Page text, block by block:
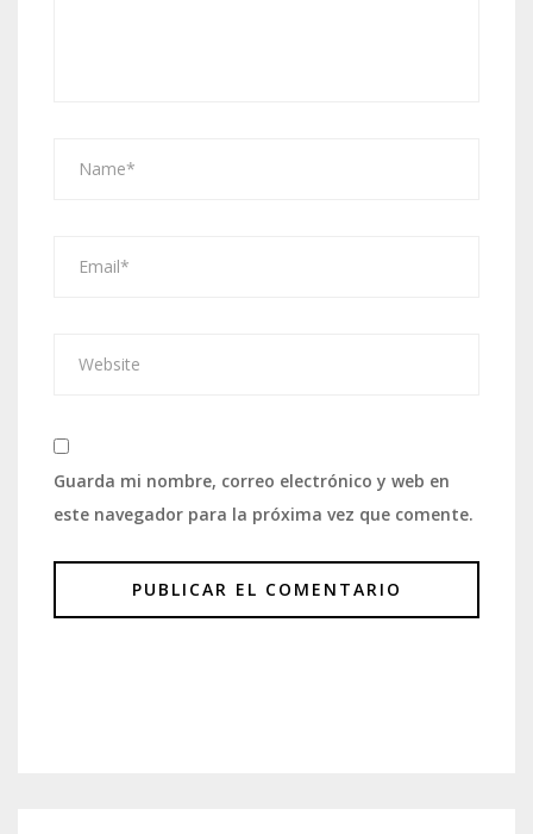
Guarda mi nombre, correo electrónico y web en
este navegador para la próxima vez que comente.